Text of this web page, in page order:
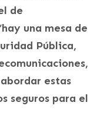
de
una mesa de
Pública,
estas
seguros para el